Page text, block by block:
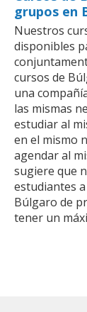
grupos en
Nuestros
disponibles
cursos de
una
las mismas
estudiar al
en el mismo
agendar al
sugiere que
estudiantes
Búlgaro de
tener un